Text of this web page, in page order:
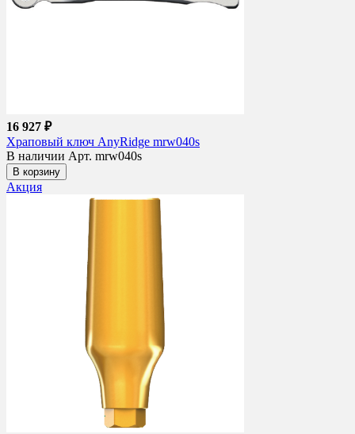
16 927 ₽
Храповый ключ AnyRidge mrw040s
В наличии Арт. mrw040s
В корзину
Акция